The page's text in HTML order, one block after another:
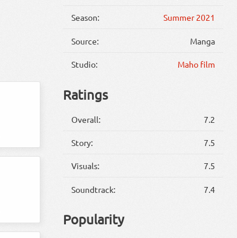
Season: Summer 2021
Source: Manga
Studio: Maho film
Ratings
Overall: 7.2
Story: 7.5
Visuals: 7.5
Soundtrack: 7.4
Popularity